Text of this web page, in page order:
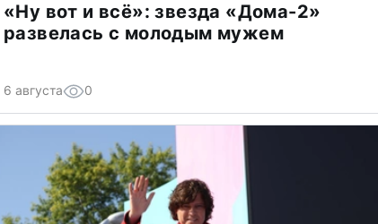
«Ну вот и всё»: звезда «Дома-2»
развелась с молодым мужем
6 августа 0